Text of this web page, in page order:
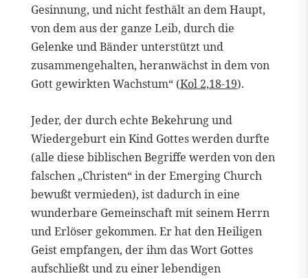
Gesinnung, und nicht festhält an dem Haupt,
von dem aus der ganze Leib, durch die
Gelenke und Bänder unterstützt und
zusammengehalten, heranwächst in dem von
Gott gewirkten Wachstum“ (Kol 2,18-19).
Jeder, der durch echte Bekehrung und
Wiedergeburt ein Kind Gottes werden durfte
(alle diese biblischen Begriffe werden von den
falschen „Christen“ in der Emerging Church
bewußt vermieden), ist dadurch in eine
wunderbare Gemeinschaft mit seinem Herrn
und Erlöser gekommen. Er hat den Heiligen
Geist empfangen, der ihm das Wort Gottes
aufschließt und zu einer lebendigen